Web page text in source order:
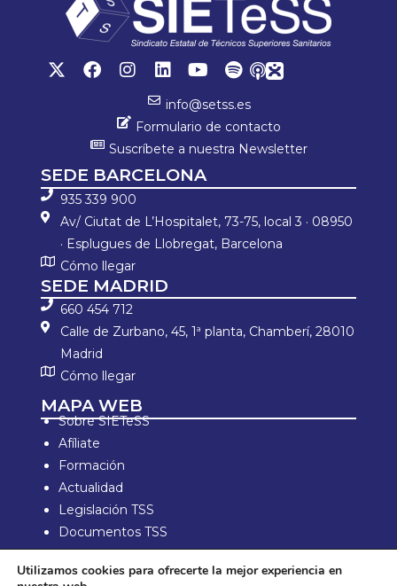
info@setss.es
Formulario de contacto
Suscríbete a nuestra Newsletter
SEDE BARCELONA
935 339 900
Av/ Ciutat de L’Hospitalet, 73-75, local 3 · 08950
· Esplugues de Llobregat, Barcelona
Cómo llegar
SEDE MADRID
660 454 712
Calle de Zurbano, 45, 1ª planta, Chamberí, 28010
Madrid
Cómo llegar
MAPA WEB
Sobre SIETeSS
Afíliate
Formación
Actualidad
Legislación TSS
Documentos TSS
Información laboral
Zona de Socios
Utilizamos cookies para ofrecerte la mejor experiencia en